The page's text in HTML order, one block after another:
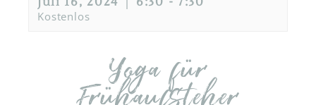
Kostenlos
Yoga für